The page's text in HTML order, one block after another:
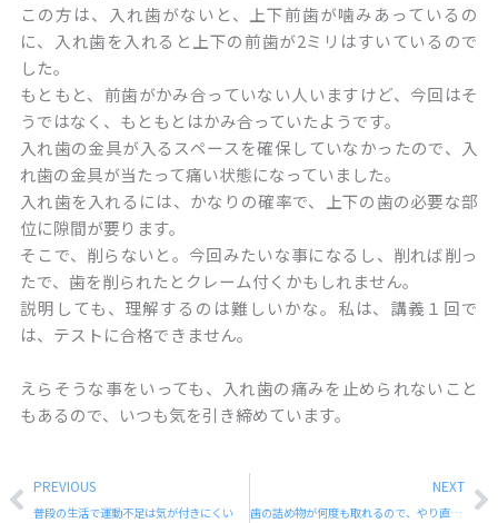
この方は、入れ歯がないと、上下前歯が噛みあっているの
に、入れ歯を入れると上下の前歯が2ミリはすいているので
した。
もともと、前歯がかみ合っていない人いますけど、今回はそ
うではなく、もともとはかみ合っていたようです。
入れ歯の金具が入るスペースを確保していなかったので、入
れ歯の金具が当たって痛い状態になっていました。
入れ歯を入れるには、かなりの確率で、上下の歯の必要な部
位に隙間が要ります。
そこで、削らないと。今回みたいな事になるし、削れば削っ
たで、歯を削られたとクレーム付くかもしれません。
説明しても、理解するのは難しいかな。私は、講義１回で
は、テストに合格できません。
えらそうな事をいっても、入れ歯の痛みを止められないこと
もあるので、いつも気を引き締めています。
Prev
PREVIOUS
普段の生活で運動不足は気が付きにくい
NEXT
歯の詰め物が何度も取れるので、やり直して欲しいと来院された